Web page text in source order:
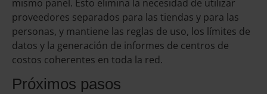
mismo panel. Esto elimina la necesidad de utilizar
proveedores separados para las tiendas y para las
personas, y mantiene las reglas de uso, los límites de
datos y la generación de informes de centros de
costos coherentes en toda la red.
Próximos pasos